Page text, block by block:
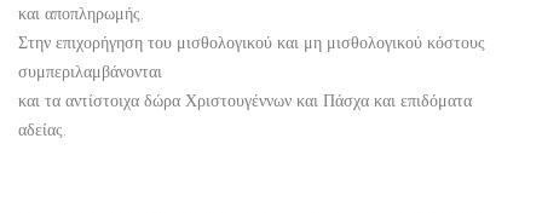
και αποπληρωμής.
Στην επιχορήγηση του μισθολογικού και μη μισθολογικού κόστους
συμπεριλαμβάνονται
και τα αντίστοιχα δώρα Χριστουγέννων και Πάσχα και επιδόματα
αδείας.